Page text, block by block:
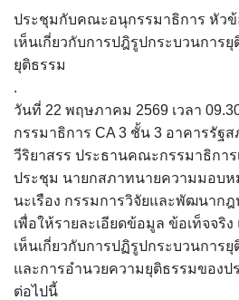
ประชุมกับคณะอนุกรรมาธิการ หัว
เห็นเกี่ยวกับการปฎิรูปกระบวนการ
ยุติธรรม
.
วันที่ 22 พฤษภาคม 2569 เวลา
กรรมาธิการ CA 3 ชั้น 3 อาคารรัฐ
วีริยาสรร ประธานคณะกรรมาธิการ
ประชุม นายกสภาทนายความมอบห
นะเรือง กรรมการวิจัยและพัฒนาก
เพื่อให้รายละเอียดข้อมูล ข้อเท็จจริ
เห็นเกี่ยวกับการปฏิรูปกระบวนการยุ
และการอำนวยความยุติธรรมของป
ต่อไปนี้